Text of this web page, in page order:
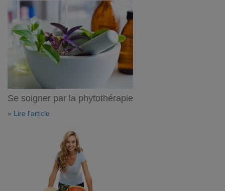
Se soigner par la phytothérapie
» Lire l'article